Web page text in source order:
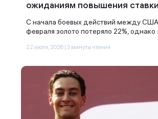
ожиданиям повышения
С начала боевых действий между
февраля золото потеряло 22%, однако
22 июля, 2026 | 3 минуты чтения